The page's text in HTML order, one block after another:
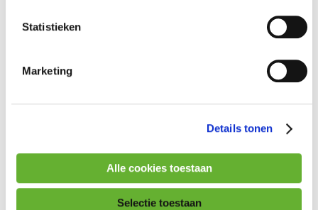
Statistieken
Marketing
Details tonen
Alle cookies toestaan
Selectie toestaan
voeding
Selectieve stromen van o.a. de
voedingsindustrie (voorbeeld:
groenten & fruit, bieten, vlees of vis,
kadavers van dieren of slachtafval)